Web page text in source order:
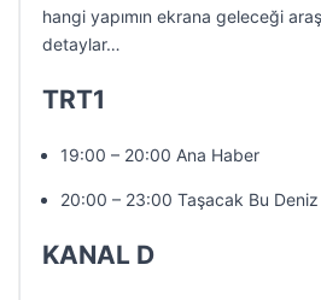
hangi yapımın ekrana geleceği
detaylar…
TRT1
19:00 – 20:00 Ana Haber
20:00 – 23:00 Taşacak Bu Deniz
KANAL D